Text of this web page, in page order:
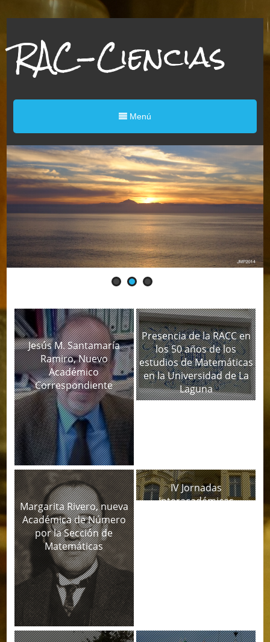
RAC-Ciencias
Menú
Jesús M. Santamaría
Ramiro, Nuevo
Académico
Correspondiente
Presencia de la RACC en
los 50 años de los
estudios de Matemáticas
en la Universidad de La
Laguna
Margarita Rivero, nueva
Académica de Número
por la Sección de
Matemáticas
IV Jornadas
Interacadémicas